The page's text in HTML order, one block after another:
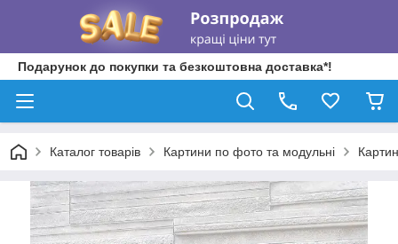
Подарунок до покупки та безкоштовна доставка*!
Каталог товарів Картини по фото та модульні